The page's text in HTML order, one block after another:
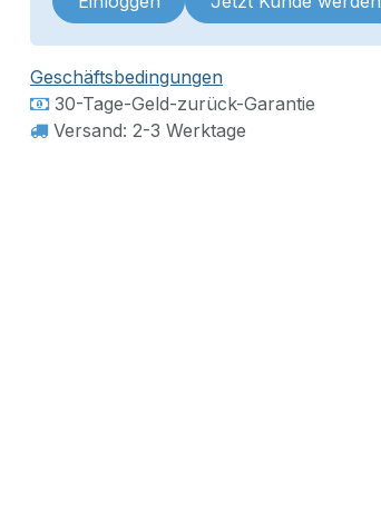
Geschäftsbedingungen
30-Tage-Geld-zurück-Garantie
Versand: 2-3 Werktage